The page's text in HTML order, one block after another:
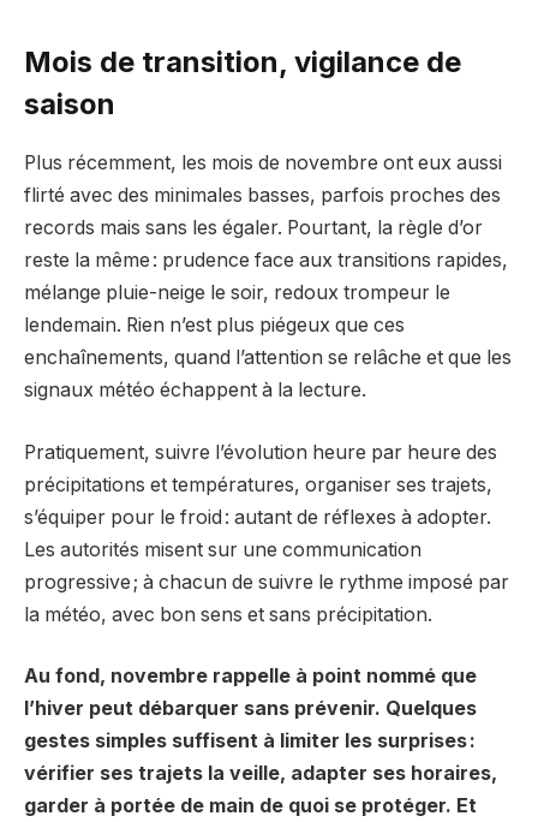
Mois de transition, vigilance de
saison
Plus récemment, les mois de novembre ont eux aussi
flirté avec des minimales basses, parfois proches des
records mais sans les égaler. Pourtant, la règle d’or
reste la même : prudence face aux transitions rapides,
mélange pluie-neige le soir, redoux trompeur le
lendemain. Rien n’est plus piégeux que ces
enchaînements, quand l’attention se relâche et que les
signaux météo échappent à la lecture.
Pratiquement, suivre l’évolution heure par heure des
précipitations et températures, organiser ses trajets,
s’équiper pour le froid : autant de réflexes à adopter.
Les autorités misent sur une communication
progressive ; à chacun de suivre le rythme imposé par
la météo, avec bon sens et sans précipitation.
Au fond, novembre rappelle à point nommé que
l’hiver peut débarquer sans prévenir. Quelques
gestes simples suffisent à limiter les surprises :
vérifier ses trajets la veille, adapter ses horaires,
garder à portée de main de quoi se protéger. Et